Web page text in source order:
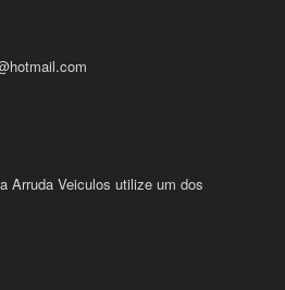
Arruda Veiculos utilize um dos